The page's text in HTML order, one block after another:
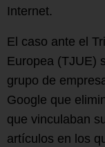
Internet.
El caso ante el
Europea (TJUE)
grupo de
Google que
que vinculaban
artículos en los